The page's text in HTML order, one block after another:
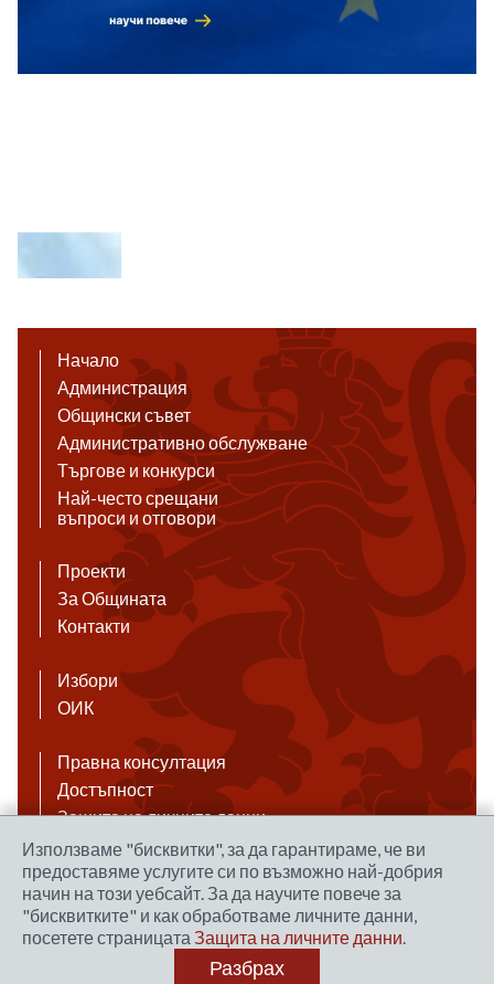
Начало
Администрация
Общински съвет
Административно обслужване
Търгове и конкурси
Най-често срещани
въпроси и отговори
Проекти
За Общината
Контакти
Избори
ОИК
Правна консултация
Достъпност
Защита на личните данни
Антикорупция
Връзки
Правила за ползване на сайта
Уеб дизайн и хостинг: NEO MEDIA
Използваме "бисквитки", за да гарантираме, че ви
предоставяме услугите си по възможно най-добрия
начин на този уебсайт. За да научите повече за
"бисквитките" и как обработваме личните данни,
посетете страницата Защита на личните данни.
Разбрах